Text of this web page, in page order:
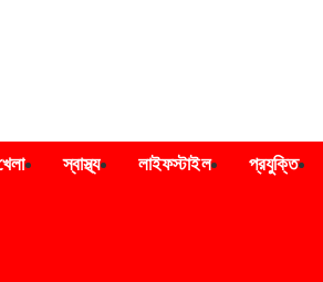
স্বাস্থ্য লাইফস্টাইল প্রযুক্তি